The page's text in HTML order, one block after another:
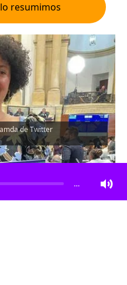
resumimos
de Twitter
artículo
…